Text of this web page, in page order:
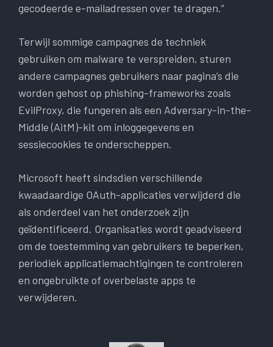
gecodeerde e-mailadressen over te dragen.”
Terwijl sommige campagnes de techniek
gebruiken om malware te verspreiden, sturen
andere campagnes gebruikers naar pagina’s die
worden gehost op phishing-frameworks zoals
EvilProxy, die fungeren als een Adversary-in-the-
Middle (AitM)-kit om inloggegevens en
sessiecookies te onderscheppen.
Microsoft heeft sindsdien verschillende
kwaadaardige OAuth-applicaties verwijderd die
als onderdeel van het onderzoek zijn
geïdentificeerd. Organisaties wordt geadviseerd
om de toestemming van gebruikers te beperken,
periodiek applicatiemachtigingen te controleren
en ongebruikte of overbelaste apps te
verwijderen.